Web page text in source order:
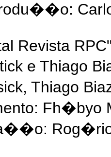
Revista
e Thiago
Thiago